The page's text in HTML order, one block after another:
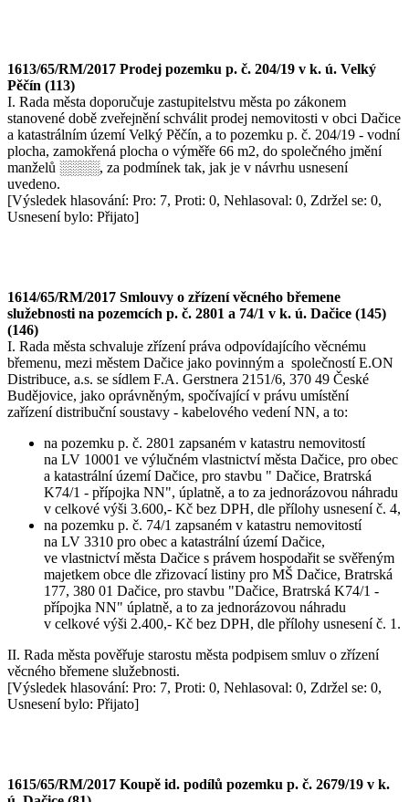
1613/65/RM/2017 Prodej pozemku p. č. 204/19 v k. ú. Velký
Pěčín (113)
I. Rada města doporučuje zastupitelstvu města po zákonem
stanovené době zveřejnění schválit prodej nemovitosti v obci Dačice
a katastrálním území Velký Pěčín, a to pozemku p. č. 204/19 - vodní
plocha, zamokřená plocha o výměře 66 m2, do společného jmění
manželů ░░░░, za podmínek tak, jak je v návrhu usnesení
uvedeno.
[Výsledek hlasování: Pro: 7, Proti: 0, Nehlasoval: 0, Zdržel se: 0,
Usnesení bylo: Přijato]
1614/65/RM/2017 Smlouvy o zřízení věcného břemene
služebnosti na pozemcích p. č. 2801 a 74/1 v k. ú. Dačice (145)
(146)
I. Rada města schvaluje zřízení práva odpovídajícího věcnému
břemenu, mezi městem Dačice jako povinným a společností E.ON
Distribuce, a.s. se sídlem F.A. Gerstnera 2151/6, 370 49 České
Budějovice, jako oprávněným, spočívající v právu umístění
zařízení distribuční soustavy - kabelového vedení NN, a to:
na pozemku p. č. 2801 zapsaném v katastru nemovitostí
na LV 10001 ve výlučném vlastnictví města Dačice, pro obec
a katastrální území Dačice, pro stavbu " Dačice, Bratrská
K74/1 - přípojka NN", úplatně, a to za jednorázovou náhradu
v celkové výši 3.600,- Kč bez DPH, dle přílohy usnesení č. 4,
na pozemku p. č. 74/1 zapsaném v katastru nemovitostí
na LV 3310 pro obec a katastrální území Dačice,
ve vlastnictví města Dačice s právem hospodařit se svěřeným
majetkem obce dle zřizovací listiny pro MŠ Dačice, Bratrská
177, 380 01 Dačice, pro stavbu "Dačice, Bratrská K74/1 -
přípojka NN" úplatně, a to za jednorázovou náhradu
v celkové výši 2.400,- Kč bez DPH, dle přílohy usnesení č. 1.
II. Rada města pověřuje starostu města podpisem smluv o zřízení
věcného břemene služebnosti.
[Výsledek hlasování: Pro: 7, Proti: 0, Nehlasoval: 0, Zdržel se: 0,
Usnesení bylo: Přijato]
1615/65/RM/2017 Koupě id. podílů pozemku p. č. 2679/19 v k.